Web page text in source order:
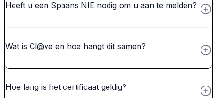
Heeft u een Spaans NIE nodig om u aan te melden?
Wat is Cl@ve en hoe hangt dit samen?
Hoe lang is het certificaat geldig?